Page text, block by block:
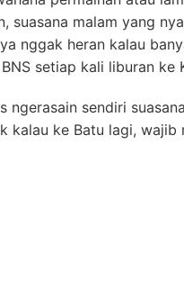
suasana malam yang
nggak heran kalau
setiap kali liburan ke
ngerasain sendiri
kalau ke Batu lagi, wajib